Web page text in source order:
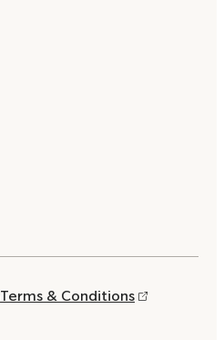
Terms & Conditions